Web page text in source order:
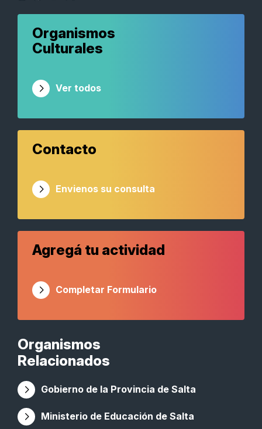
Organismos
Relacionados
Gobierno de la Provincia de Salta
Ministerio de Educación de Salta
Organismos
Culturales
Ver todos
Contacto
Envienos su consulta
Agregá tu actividad
Completar Formulario